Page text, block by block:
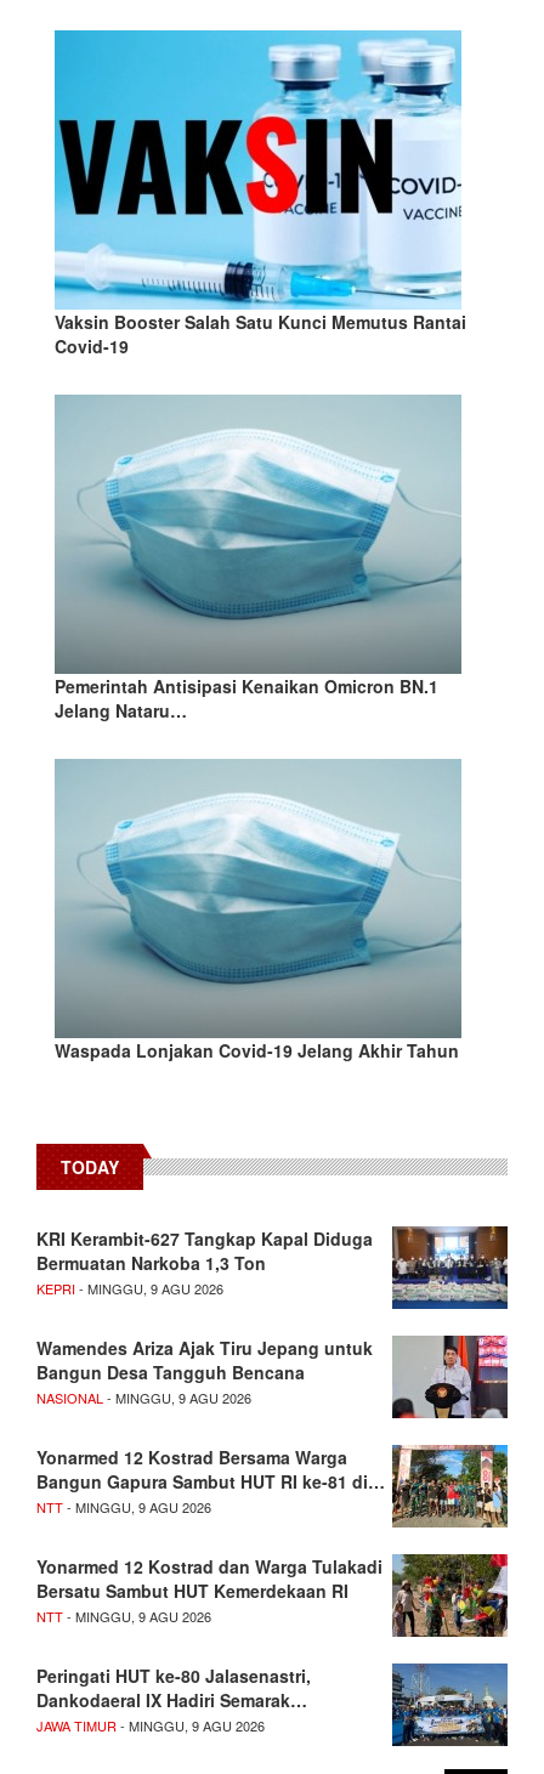
Vaksin Booster Salah Satu Kunci Memutus Rantai
Covid-19
Pemerintah Antisipasi Kenaikan Omicron BN.1
Jelang Nataru…
Waspada Lonjakan Covid-19 Jelang Akhir Tahun
TODAY
KRI Kerambit-627 Tangkap Kapal Diduga
Bermuatan Narkoba 1,3 Ton
KEPRI- MINGGU, 9 AGU 2026
Wamendes Ariza Ajak Tiru Jepang untuk
Bangun Desa Tangguh Bencana
NASIONAL- MINGGU, 9 AGU 2026
Yonarmed 12 Kostrad Bersama Warga
Bangun Gapura Sambut HUT RI ke-81 di…
NTT- MINGGU, 9 AGU 2026
Yonarmed 12 Kostrad dan Warga Tulakadi
Bersatu Sambut HUT Kemerdekaan RI
NTT- MINGGU, 9 AGU 2026
Peringati HUT ke-80 Jalasenastri,
Dankodaeral IX Hadiri Semarak…
JAWA TIMUR- MINGGU, 9 AGU 2026